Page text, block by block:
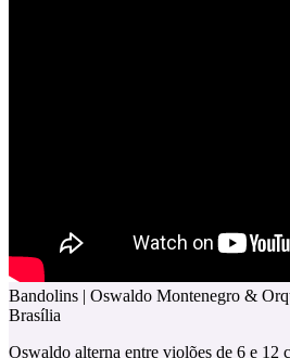
Bandolins | Oswaldo Montenegro &
Brasília
Oswaldo alterna entre violões de 6 e 12